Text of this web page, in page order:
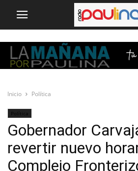
Inicio Política
Política
Gobernador
revertir nuevo
Complejo